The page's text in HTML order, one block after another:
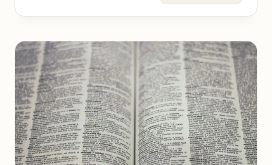
תל
אביב
/
לביא
תדהר
וניר
יניב